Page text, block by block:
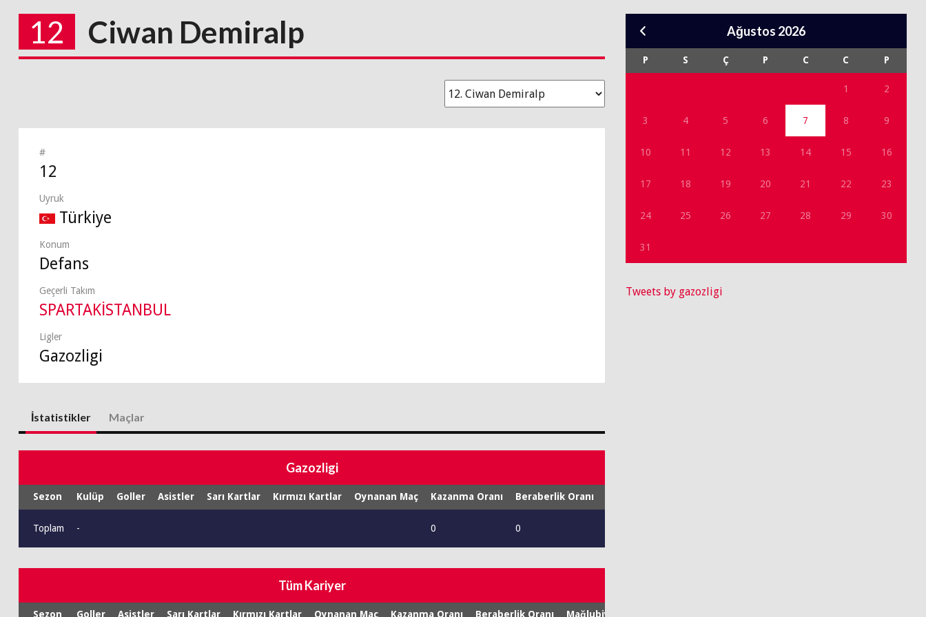
12 Ciwan Demiralp
#
12
Uyruk
Türkiye
Konum
Defans
Geçerli Takım
SPARTAKİSTANBUL
Ligler
Gazozligi
İstatistikler Maçlar
Gazozligi
Sezon Kulüp Goller Asistler Sarı Kartlar Kırmızı Kartlar Oynanan Maç Kazanma Oranı Beraberlik Oranı
Toplam - 0 0
Tüm Kariyer
Sezon Goller Asistler Sarı Kartlar Kırmızı Kartlar Oynanan Maç Kazanma Oranı Beraberlik Oranı Mağlubiyet Oranı
Ağustos 2026
P S Ç P C C P
1 2
3 4 5 6 7 8 9
10 11 12 13 14 15 16
17 18 19 20 21 22 23
24 25 26 27 28 29 30
31
Tweets by gazozligi